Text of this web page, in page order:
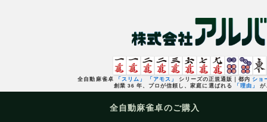
全自動麻雀卓 「スリム」 「アモス」 シリーズの正規通販｜都内 ショ
創業 36 年、プロが信頼し、家庭に選ばれる 「理由」 が
全自動麻雀卓のご購入